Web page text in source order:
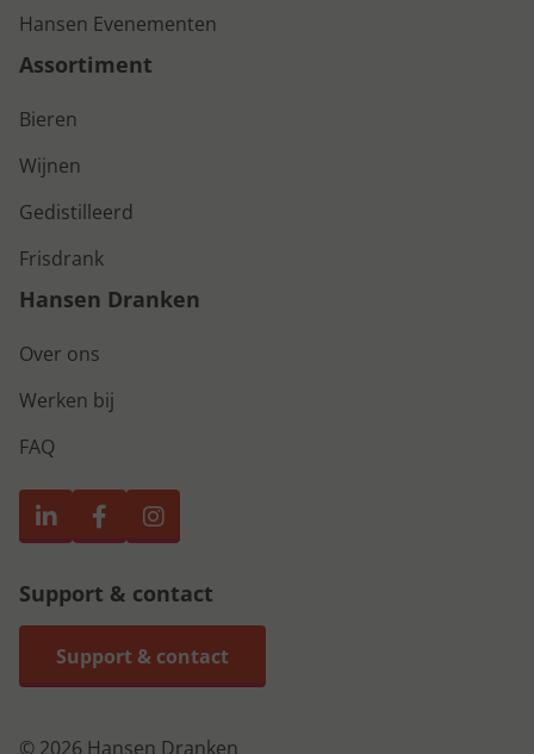
Hansen Evenementen
Assortiment
Bieren
Wijnen
Gedistilleerd
Frisdrank
Hansen Dranken
Over ons
Werken bij
FAQ
Support & contact
Support & contact
© 2026 Hansen Dranken